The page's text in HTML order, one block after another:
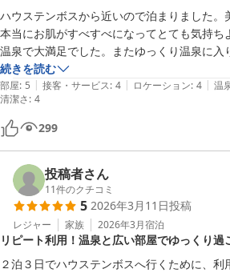
ハウステンボスから近いので泊まりました。
本当にお肌がすべすべになってとても気持ち
温泉で大満足でした。またゆっくり温泉に入
は広々として大きなソファに座ってゆっくり
続きを読む
部屋: 5 | 接客・サービス: 4 | ロケーション: 4 | 温
清潔さ: 4
299
投稿者さん
11件のクチコミ
5 2026年3月11日投稿
レジャー 家族 2026年3月宿泊
リピート利用！温泉と広い部屋でゆっくり過
２泊３日でハウステンボスへ行くために、利